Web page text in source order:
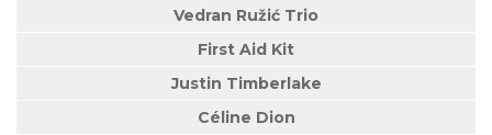
Vedran Ružić Trio
First Aid Kit
Justin Timberlake
Céline Dion